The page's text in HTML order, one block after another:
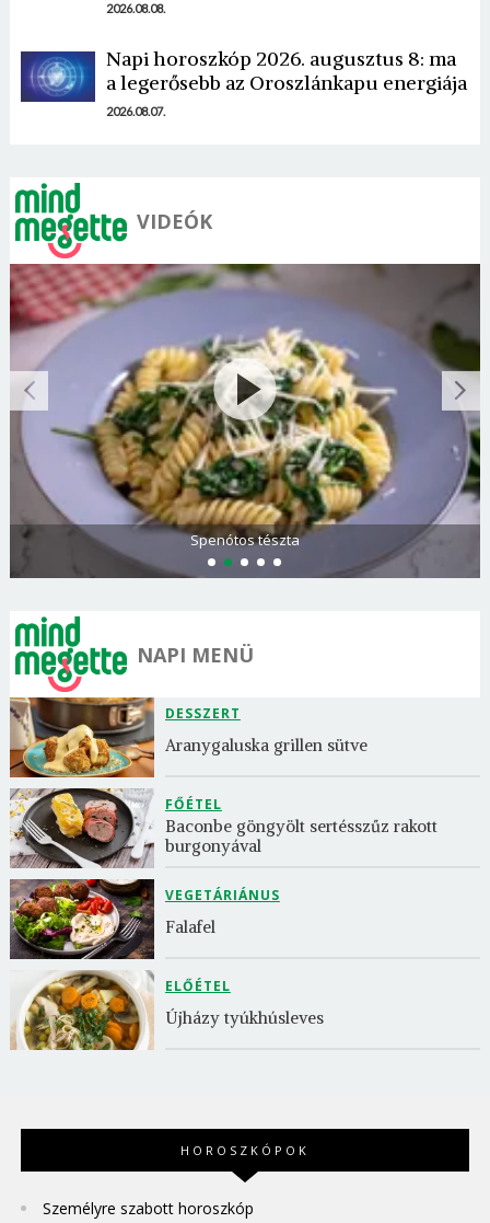
2026.08.08.
Napi horoszkóp 2026. augusztus 8: ma
a legerősebb az Oroszlánkapu energiája
2026.08.07.
VIDEÓK
Spenótos tészta
NAPI MENÜ
DESSZERT
Aranygaluska grillen sütve
FŐÉTEL
Baconbe göngyölt sertésszűz rakott
burgonyával
VEGETÁRIÁNUS
Falafel
ELŐÉTEL
Újházy tyúkhúsleves
HOROSZKÓPOK
Személyre szabott horoszkóp
Jelszó